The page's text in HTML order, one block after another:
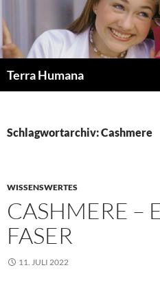
Inhalt
springen
Terra Humana
Schlagwortarchiv: Cashmere
WISSENSWERTES
CASHMERE –
FASER
11. JULI 2022